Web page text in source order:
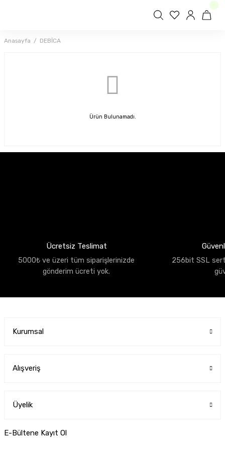
Anasayfa DEBİCA
Ürün Bulunamadı.
Ücretsiz Teslimat
5000₺ ve üzeri tüm siparişlerinizde
gönderim ücreti yok.
256bit SSL
Kurumsal
Alışveriş
Üyelik
E-Bültene Kayıt Ol